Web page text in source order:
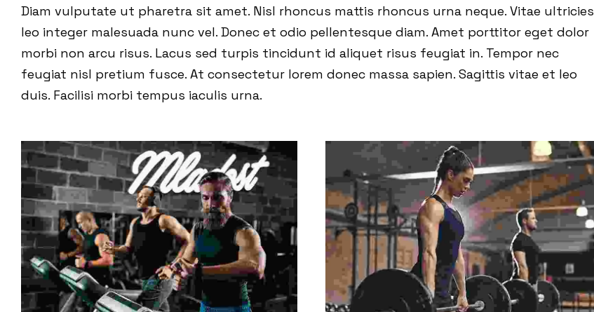
Diam vulputate ut pharetra sit amet. Nisl rhoncus mattis rhoncus urna neque. Vitae ultricies
leo integer malesuada nunc vel. Donec et odio pellentesque diam. Amet porttitor eget dolor
morbi non arcu risus. Lacus sed turpis tincidunt id aliquet risus feugiat in. Tempor nec
feugiat nisl pretium fusce. At consectetur lorem donec massa sapien. Sagittis vitae et leo
duis. Facilisi morbi tempus iaculis urna.